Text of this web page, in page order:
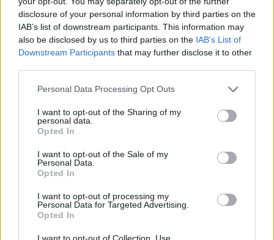
disclosure of your personal information by third parties on the
IAB’s list of downstream participants. This information may
also be disclosed by us to third parties on the IAB’s List of
Downstream Participants that may further disclose it to other
Personal Data Processing Opt Outs
I want to opt-out of the Sharing of my
personal data.
Opted In
I want to opt-out of the Sale of my
Personal Data.
Opted In
I want to opt-out of processing my
Personal Data for Targeted Advertising.
Opted In
I want to opt-out of Collection, Use,
calzature, biancheria intima, accessori, pelletteria e tessuti per
abbigliamento e arredamento.
Confermata invece la durata massima di sessanta giorni per le
“Posticipare la data di avvio dei saldi estivi, in accordo con quando
alle legittime richieste di associazioni e rappresentanti del settore-
spiega l’assessore al Commercio, Andrea Corsini-, una leva in più
per cercare di far ripartire l’economia e dare respiro al commercio
fortemente penalizzato dal lungo periodo di lockdown. Inoltre, la
decisione della Regione di rendere possibili in via eccezionale
promozioni e sconti nel periodo che precede i saldi veri e propri-
chiude l’assessore- è una occasione in più per i consumatori e per
far ripartire le vendite”.